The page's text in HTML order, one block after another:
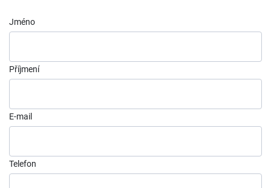
Jméno
Příjmení
E-mail
Telefon